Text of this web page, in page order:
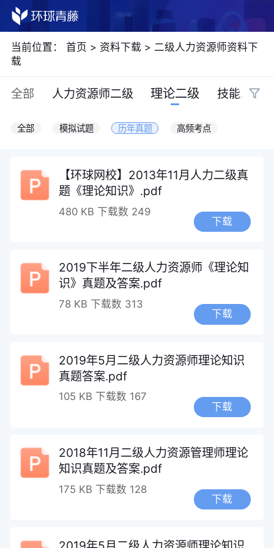
当前位置： 首页 > 资料下载 > 二级人力资源师资料下
载
全部 人力资源师二级 理论二级 技能二级
全部 模拟试题 历年真题 高频考点
【环球网校】2013年11月人力二级真
题《理论知识》.pdf
480 KB 下载数 249
下载
2019下半年二级人力资源师《理论知
识》真题及答案.pdf
78 KB 下载数 313
下载
2019年5月二级人力资源师理论知识
真题答案.pdf
105 KB 下载数 167
下载
2018年11月二级人力资源管理师理论
知识真题及答案.pdf
175 KB 下载数 128
下载